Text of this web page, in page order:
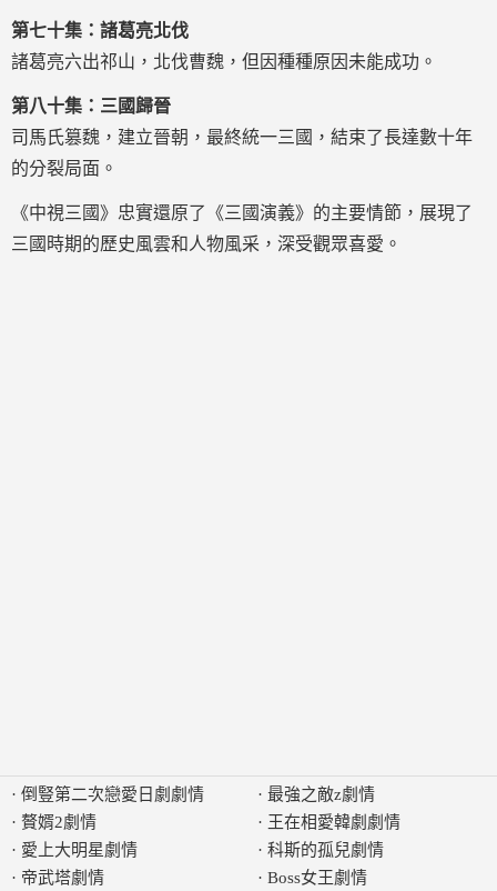
第七十集：諸葛亮北伐
諸葛亮六出祁山，北伐曹魏，但因種種原因未能成功。
第八十集：三國歸晉
司馬氏篡魏，建立晉朝，最終統一三國，結束了長達數十年
的分裂局面。
《中視三國》忠實還原了《三國演義》的主要情節，展現了
三國時期的歷史風雲和人物風采，深受觀眾喜愛。
· 倒豎第二次戀愛日劇劇情
· 贅婿2劇情
· 愛上大明星劇情
· 帝武塔劇情
· 最強之敵z劇情
· 王在相愛韓劇劇情
· 科斯的孤兒劇情
· Boss女王劇情